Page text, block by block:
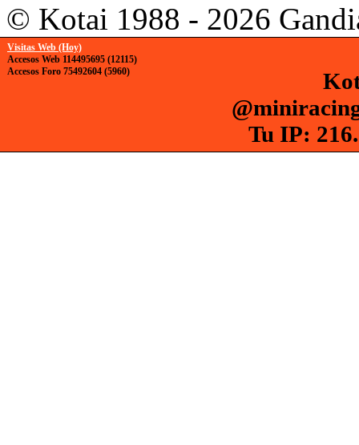
© Kotai 1988 - 2026
Visitas Web (Hoy)
Accesos Web 114495695 (12115)
Accesos Foro 75492604 (5960)
Tu IP: